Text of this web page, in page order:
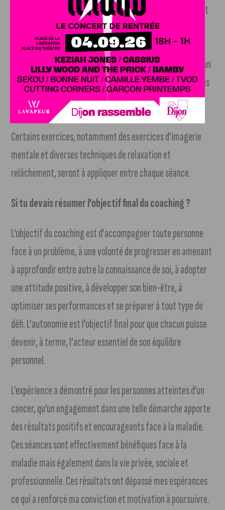
fixées par un contrat en fonction des besoins identifiés. Cet
accompagnement personnel se fait à l’aide d’outils
spécifiques adaptés, comme par exemple le Diagnostic de
Performance Mentale (MT®), qui me permettent d’établir un
programme d’entraînement précis de manière à aborder les
thèmes suivant : énergie, émotions, estime de soi,
motivation, confiance, concentration et communication.
Certains exercices, notamment des exercices d’imagerie
mentale et diverses techniques de relaxation et
relâchement, seront à appliquer entre chaque séance.
Si tu devais résumer l’objectif final du coaching ?
L’objectif du coaching est d’accompagner toute personne
face à un problème, à une volonté de progresser en amenant
à approfondir entre autre la connaissance de soi, à adopter
une attitude positive, à développer son bien-être, à
optimiser ses performances et se préparer à tout type de
défi. L’autonomie est l’objectif final pour que chacun puisse
devenir, à terme, l’acteur essentiel de son équilibre
personnel.
L’expérience a démontré pour les personnes atteintes d’un
cancer, qu’un engagement dans une telle démarche apporte
des résultats positifs et encourageants face à la maladie.
Ces séances sont effectivement bénéfiques face à la
maladie mais également dans la vie privée, sociale et
professionnelle. Ces résultats ont dépassé mes espérances
ce qui a renforcé ma conviction et motivation à poursuivre.